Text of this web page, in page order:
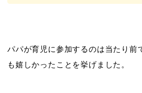
パパが育児に参加するのは当たり前
も嬉しかったことを挙げました。